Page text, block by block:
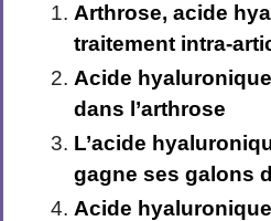
Arthrose, acide
traitement intra-
Acide
dans l’arthrose
L’acide
gagne ses galons
Acide